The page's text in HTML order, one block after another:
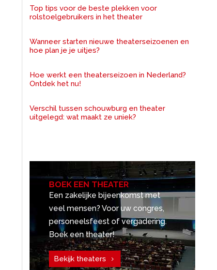
Top tips voor de beste plekken voor
rolstoelgebruikers in het theater
Wanneer starten nieuwe theaterseizoenen en
hoe plan je je uitjes?
Hoe werkt een theaterseizoen in Nederland?
Ontdek het nu!
Verschil tussen schouwburg en theater
uitgelegd: wat maakt ze uniek?
BOEK EEN THEATER
Een zakelijke bijeenkomst met
veel mensen? Voor uw congres,
personeelsfeest of vergadering.
Boek een theater!
Bekijk theaters